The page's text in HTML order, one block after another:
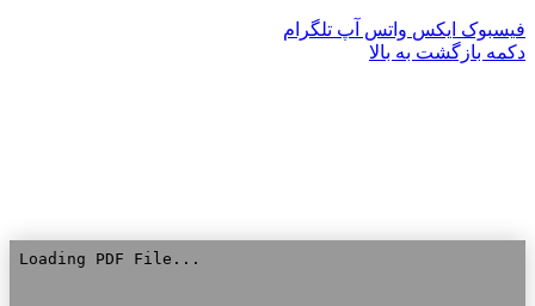
فیسبوک ایکس واتس آپ تلگرام
دکمه بازگشت به بالا